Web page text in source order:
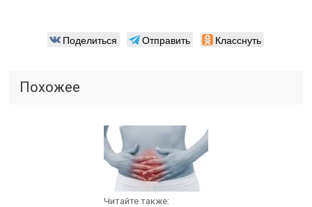
Поделиться Отправить Класснуть
Похожее
Читайте также: